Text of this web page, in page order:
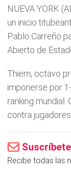
NUEVA YORK
un inicio
Pablo Carreño
Abierto de
Thiem, octavo
imponerse por
ranking
contra
Recibe todas las